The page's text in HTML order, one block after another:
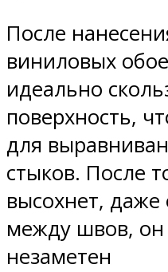
После
виниловых
идеально
поверхность,
для
стыков. После
высохнет, даже
между швов,
незаметен